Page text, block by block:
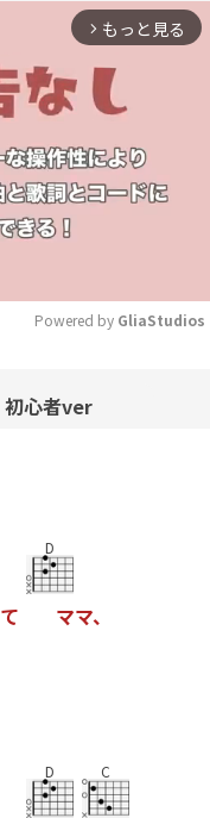
arrow_forward_ios もっと見る
Powered by GliaStudios
初心者ver
て
D
ママ、
D C